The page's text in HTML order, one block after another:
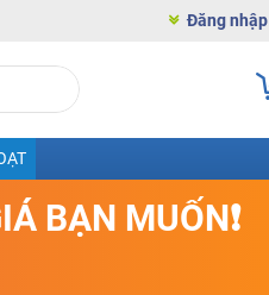
Đăng nhập
BẠN MUỐN❗